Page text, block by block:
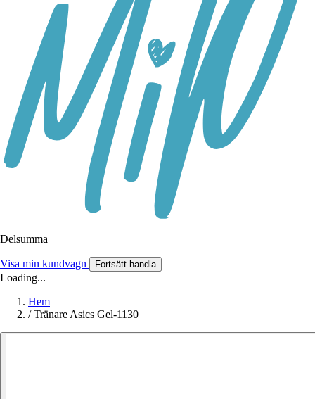
Delsumma
Visa min kundvagn Fortsätt handla
Loading...
Hem
/ Tränare Asics Gel-1130